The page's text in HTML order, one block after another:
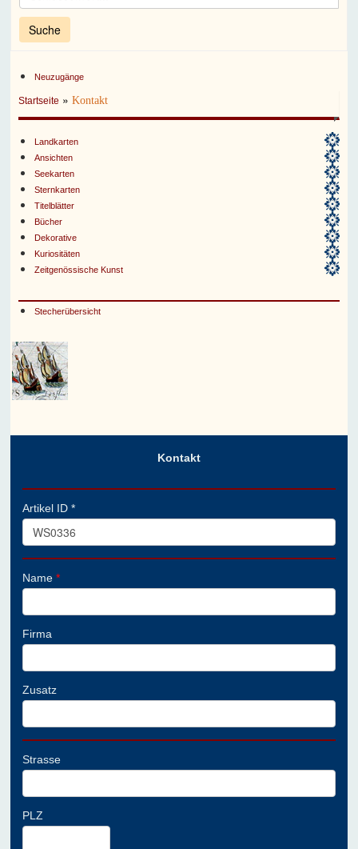
Neuzugänge
Startseite »Kontakt
Landkarten
Ansichten
Seekarten
Sternkarten
Titelblätter
Bücher
Dekorative
Kuriositäten
Zeitgenössische Kunst
Stecherübersicht
Kontakt
Artikel ID *
Name*
Firma
Zusatz
Strasse
PLZ